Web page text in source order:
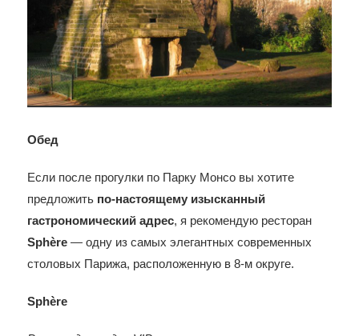
Обед
Если после прогулки по Парку Монсо вы хотите
предложить по-настоящему изысканный
гастрономический адрес, я рекомендую ресторан
Sphère — одну из самых элегантных современных
столовых Парижа, расположенную в 8-м округе.
Sphère